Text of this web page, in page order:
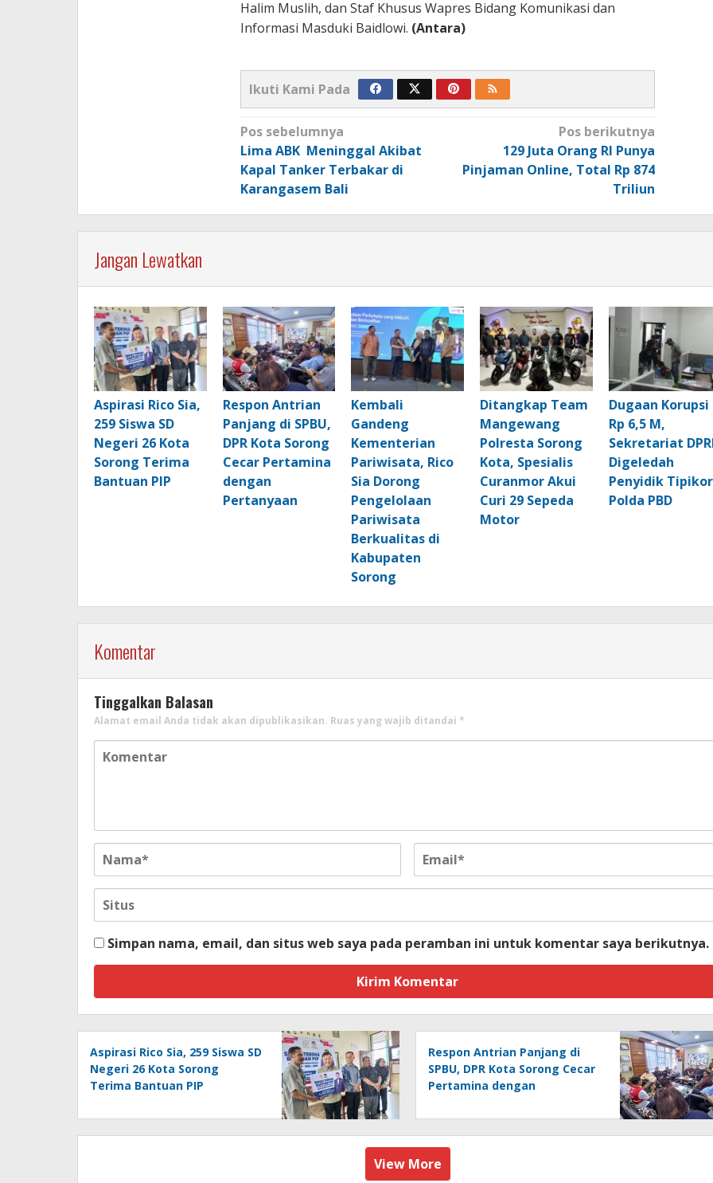
Halim Muslih, dan Staf Khusus Wapres Bidang Komunikasi dan
Informasi Masduki Baidlowi. (Antara)
Ikuti Kami Pada
Navigasi
pos
Pos sebelumnya
Lima ABK Meninggal Akibat
Kapal Tanker Terbakar di
Karangasem Bali
Pos berikutnya
129 Juta Orang RI Punya
Pinjaman Online, Total Rp 874
Triliun
Jangan Lewatkan
Aspirasi Rico Sia,
259 Siswa SD
Negeri 26 Kota
Sorong Terima
Bantuan PIP
Respon Antrian
Panjang di SPBU,
DPR Kota Sorong
Cecar Pertamina
dengan
Pertanyaan
Kembali
Gandeng
Kementerian
Pariwisata, Rico
Sia Dorong
Pengelolaan
Pariwisata
Berkualitas di
Kabupaten
Sorong
Ditangkap Team
Mangewang
Polresta Sorong
Kota, Spesialis
Curanmor Akui
Curi 29 Sepeda
Motor
Dugaan Korupsi
Rp 6,5 M,
Sekretariat
Digeledah
Penyidik Tipikor
Polda PBD
Komentar
Tinggalkan Balasan
Alamat email Anda tidak akan dipublikasikan. Ruas yang wajib ditandai *
Simpan nama, email, dan situs web saya pada peramban ini untuk komentar saya berikutnya.
Aspirasi Rico Sia, 259 Siswa SD
Negeri 26 Kota Sorong
Terima Bantuan PIP
Respon Antrian Panjang di
SPBU, DPR Kota Sorong Cecar
Pertamina dengan
View More